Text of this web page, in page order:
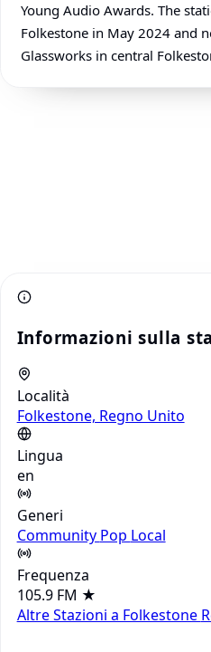
Young Audio Awards. The
Folkestone in May 2024 and
Glassworks in central
Informazioni sulla
Località
Folkestone, Regno Unito
Lingua
en
Generi
Community Pop Local
Frequenza
105.9 FM ★
Altre Stazioni a Folkestone